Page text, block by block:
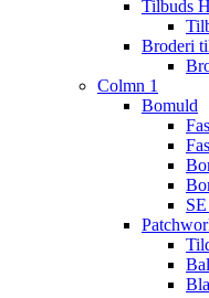
Tilbuds
Broderi
Colmn 1
Bomuld